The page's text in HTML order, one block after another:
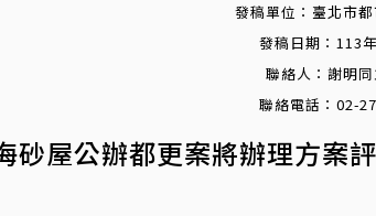
發稿單位：臺北市
發稿日期：113
聯絡人：謝明
聯絡電話：02-
屋公辦都更案將辦理方案